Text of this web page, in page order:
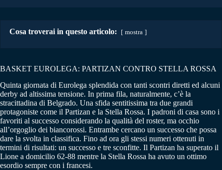
Cosa troverai in questo articolo: mostra
BASKET EUROLEGA: PARTIZAN CONTRO STELLA ROSSA
Quinta giornata di Eurolega splendida con tanti scontri diretti ed alcuni
derby ad altissima tensione. In prima fila, naturalmente, c’è la
stracittadina di Belgrado. Una sfida sentitissima tra due grandi
protagoniste come il Partizan e la Stella Rossa. I padroni di casa sono i
favoriti al successo considerando la qualità del roster, ma occhio
all’orgoglio dei biancorossi. Entrambe cercano un successo che possa
dare la svolta in classifica. Fino ad ora gli stessi numeri ottenuti in
termini di risultati: un successo e tre sconfitte. Il Partizan ha superato il
Lione a domicilio 62-88 mentre la Stella Rossa ha avuto un ottimo
esordio sempre con i francesi.